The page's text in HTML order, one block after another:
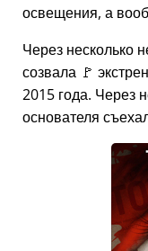
освещения, а
Через несколько
созвала 🚩
2015 года. Через
основателя